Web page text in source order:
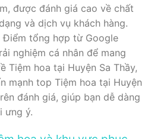
được đánh giá cao về chất
và dịch vụ khách hàng.
tổng hợp từ Google
nghiệm cá nhân để mang
Tiệm hoa tại Huyện Sa Thầy,
mạnh top Tiệm hoa tại Huyện
đánh giá, giúp bạn dễ dàng
ưng ý.